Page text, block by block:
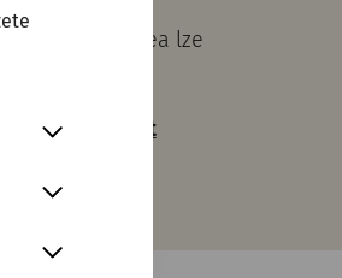
Do muzea lze
www.oebb.at